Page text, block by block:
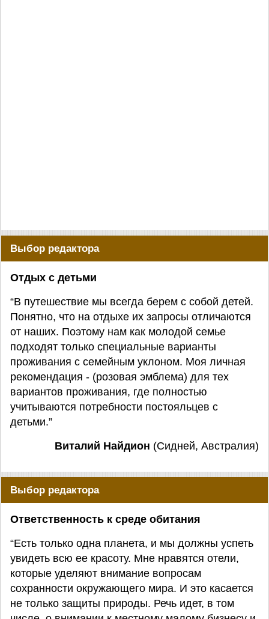
Выбор редактора
Отдых с детьми
“В путешествие мы всегда берем с собой детей.
Понятно, что на отдыхе их запросы отличаются
от наших. Поэтому нам как молодой семье
подходят только специальные варианты
проживания с семейным уклоном. Моя личная
рекомендация - (розовая эмблема) для тех
вариантов проживания, где полностью
учитываются потребности постояльцев с
детьми.”
Виталий Найдион (Сидней, Австралия)
Выбор редактора
Ответственность к среде обитания
“Есть только одна планета, и мы должны успеть
увидеть всю ее красоту. Мне нравятся отели,
которые уделяют внимание вопросам
сохранности окружающего мира. И это касается
не только защиты природы. Речь идет, в том